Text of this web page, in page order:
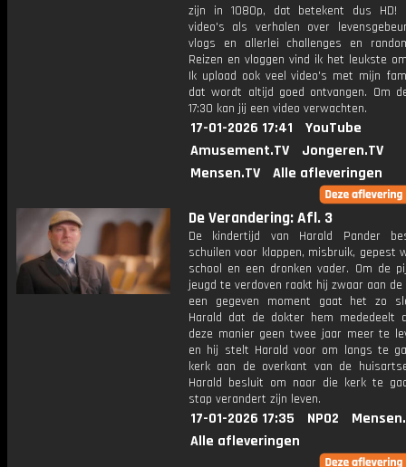
zijn in 1080p, dat betekent dus HD!
video's als verhalen over
vlogs en allerlei challenges en
Reizen en vloggen vind ik het leukste
Ik upload ook veel video's met mijn
dat wordt altijd goed ontvangen. Om
17:30 kan jij een video verwachten.
17-01-2026 17:41
YouTube
Amusement.TV
Jongeren.TV
Mensen.TV
Alle afleveringen
De Verandering: Afl. 3
De kindertijd van Harald Pander
schuilen voor klappen, misbruik, gepest
school en een dronken vader. Om de
jeugd te verdoven raakt hij zwaar aan de
een gegeven moment gaat het zo
Harald dat de dokter hem mededeelt
deze manier geen twee jaar meer te
en hij stelt Harald voor om langs te
kerk aan de overkant van de
Harald besluit om naar die kerk te
stap verandert zijn leven.
17-01-2026 17:35 NPO2
Alle afleveringen